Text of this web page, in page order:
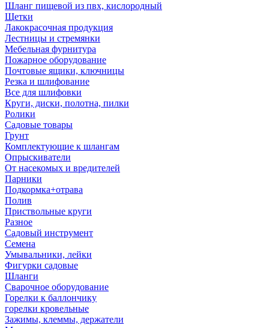
Шланг пищевой из пвх, кислородный
Щетки
Лакокрасочная продукция
Лестницы и стремянки
Мебельная фурнитура
Пожарное оборудование
Почтовые ящики, ключницы
Резка и шлифование
Все для шлифовки
Круги, диски, полотна, пилки
Ролики
Садовые товары
Грунт
Комплектующие к шлангам
Опрыскиватели
От насекомых и вредителей
Парники
Подкормка+отрава
Полив
Приствольные круги
Разное
Садовый инструмент
Семена
Умывальники, лейки
Фигурки садовые
Шланги
Сварочное оборудование
Горелки к баллончику
горелки кровельные
Зажимы, клеммы, держатели